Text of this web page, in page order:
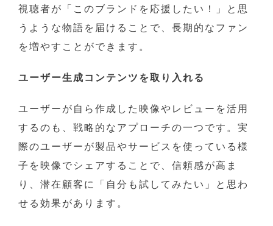
視聴者が「このブランドを応援したい！」と思
うような物語を届けることで、長期的なファン
を増やすことができます。
ユーザー生成コンテンツを取り入れる
ユーザーが自ら作成した映像やレビューを活用
するのも、戦略的なアプローチの一つです。実
際のユーザーが製品やサービスを使っている様
子を映像でシェアすることで、信頼感が高ま
り、潜在顧客に「自分も試してみたい」と思わ
せる効果があります。